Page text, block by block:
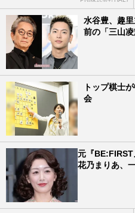
水谷豊、趣
前の「三山
トップ棋士
会
元『
花乃まりあ、